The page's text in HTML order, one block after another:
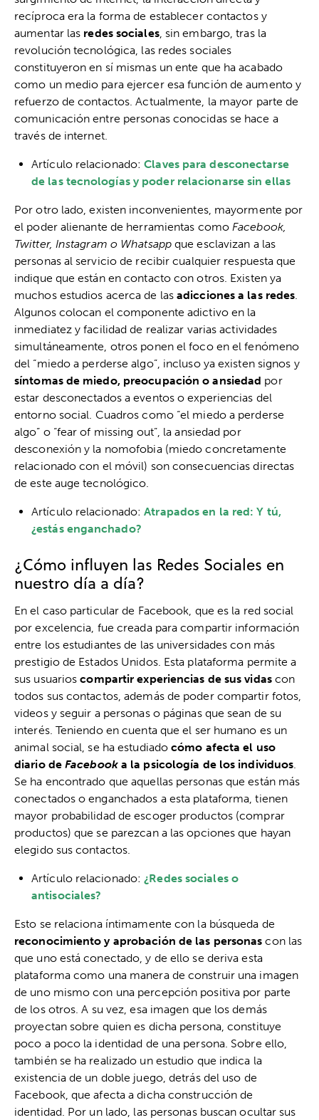
recíproca era la forma de establecer contactos y
aumentar las redes sociales, sin embargo, tras la
revolución tecnológica, las redes sociales
constituyeron en sí mismas un ente que ha acabado
como un medio para ejercer esa función de aumento y
refuerzo de contactos. Actualmente, la mayor parte de
comunicación entre personas conocidas se hace a
través de internet.
Artículo relacionado:Claves para desconectarse
de las tecnologías y poder relacionarse sin ellas
Por otro lado, existen inconvenientes, mayormente por
el poder alienante de herramientas comoFacebook,
Twitter, Instagram o Whatsappque esclavizan a las
personas al servicio de recibir cualquier respuesta que
indique que están en contacto con otros. Existen ya
muchos estudios acerca de lasadicciones a las redes.
Algunos colocan el componente adictivo en la
inmediatez y facilidad de realizar varias actividades
simultáneamente, otros ponen el foco en el fenómeno
del “miedo a perderse algo”, incluso ya existen signos y
síntomas de miedo, preocupación o ansiedad por
estar desconectados a eventos o experiencias del
entorno social. Cuadros como “el miedo a perderse
algo” o “fear of missing out”, la ansiedad por
desconexión y la nomofobia (miedo concretamente
relacionado con el móvil) son consecuencias directas
de este auge tecnológico.
Artículo relacionado:Atrapados en la red: Y tú,
¿estás enganchado?
¿Cómo influyen las Redes Sociales en
nuestro día a día?
En el caso particular de Facebook, que es la red social
por excelencia, fue creada para compartir información
entre los estudiantes de las universidades con más
prestigio de Estados Unidos. Esta plataforma permite a
sus usuarioscompartir experiencias de sus vidascon
todos sus contactos, además de poder compartir fotos,
videos y seguir a personas o páginas que sean de su
interés. Teniendo en cuenta que el ser humano es un
animal social, se ha estudiadocómo afecta el uso
diario de Facebooka la psicología de los individuos.
Se ha encontrado que aquellas personas que están más
conectados o enganchados a esta plataforma, tienen
mayor probabilidad de escoger productos (comprar
productos) que se parezcan a las opciones que hayan
elegido sus contactos.
Artículo relacionado:¿Redes sociales o
antisociales?
Esto se relaciona íntimamente con la búsqueda de
reconocimiento y aprobación de las personas con las
que uno está conectado, y de ello se deriva esta
plataforma como una manera de construir una imagen
de uno mismo con una percepción positiva por parte
de los otros. A su vez, esa imagen que los demás
proyectan sobre quien es dicha persona, constituye
poco a poco la identidad de una persona. Sobre ello,
también se ha realizado un estudio que indica la
existencia de un doble juego, detrás del uso de
Facebook, que afecta a dicha construcción de
identidad. Por un lado, las personas buscan ocultar sus